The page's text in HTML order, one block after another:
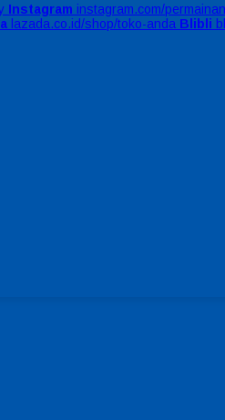
Instagram instagram.com/
lazada.co.id/shop/toko-anda Blibli